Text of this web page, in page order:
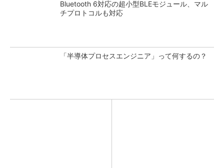
Bluetooth 6対応の超小型BLEモジュール、マル
チプロトコルも対応
「半導体プロセスエンジニア」って何するの？